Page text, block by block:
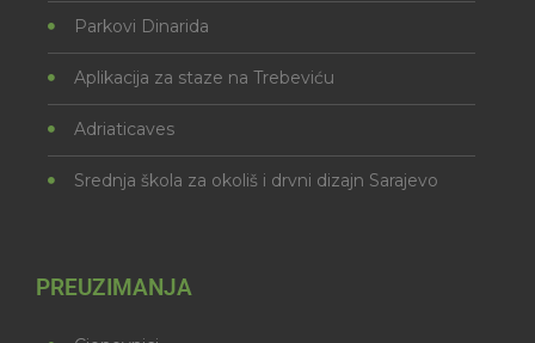
Parkovi Dinarida
Aplikacija za staze na Trebeviću
Adriaticaves
Srednja škola za okoliš i drvni dizajn Sarajevo
PREUZIMANJA